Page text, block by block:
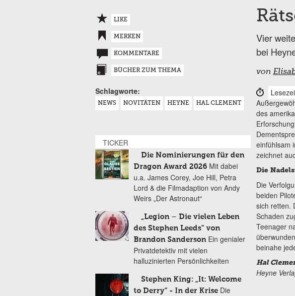
Vier
bei
von
des
einfühlsam
zeichnet
Die
Die
beiden
sich retten.
Schaden
Teenager
beinahe
Hal
Heyne
LIKE
MERKEN
KOMMENTARE
BÜCHER ZUM THEMA
Schlagworte:
NEWS NOVITÄTEN HEYNE HAL CLEMENT
TICKER
Die Nominierungen für den
Dragon Award 2026 Mit dabei
u.a. James Corey, Joe Hill, Petra
Lord & die Filmadaption von Andy
Weirs „Der Astronaut“
„Legion – Die vielen Leben
des Stephen Leeds“ von
Brandon Sanderson Ein genialer
Privatdetektiv mit vielen
halluzinierten Persönlichkeiten
Stephen King: „It: Welcome
to Derry“ - In der Krise Die